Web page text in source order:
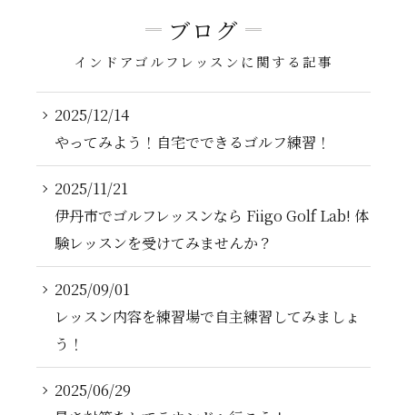
ブログ
インドアゴルフレッスンに関する記事
2025/12/14
やってみよう！自宅でできるゴルフ練習！
2025/11/21
伊丹市でゴルフレッスンなら Fiigo Golf Lab! 体
験レッスンを受けてみませんか？
2025/09/01
レッスン内容を練習場で自主練習してみましょ
う！
2025/06/29